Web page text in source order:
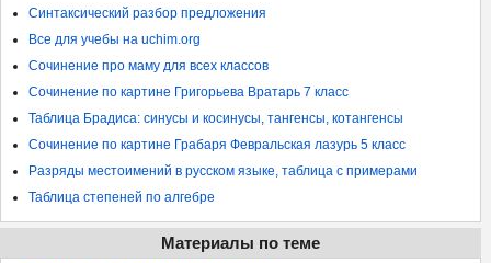
Синтаксический разбор предложения
Все для учебы на uchim.org
Сочинение про маму для всех классов
Сочинение по картине Григорьева Вратарь 7 класс
Таблица Брадиса: синусы и косинусы, тангенсы, котангенсы
Сочинение по картине Грабаря Февральская лазурь 5 класс
Разряды местоимений в русском языке, таблица с примерами
Таблица степеней по алгебре
Материалы по теме